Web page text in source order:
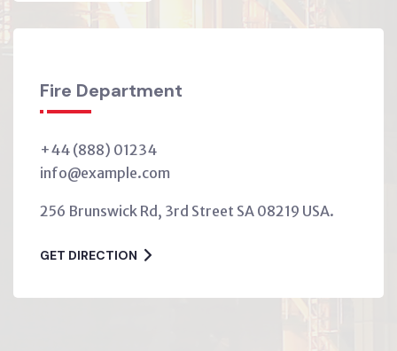
Fire Department
+44 (888) 01234
info@example.com
256 Brunswick Rd, 3rd Street SA 08219 USA.
GET DIRECTION